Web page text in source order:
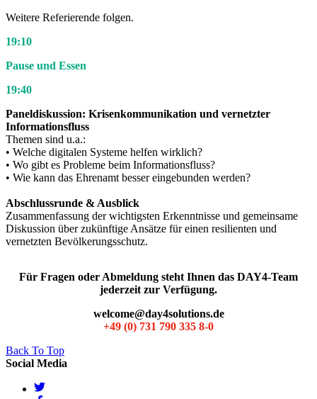
Weitere Referierende folgen.
19:10
Pause und Essen
19:40
Paneldiskussion: Krisenkommunikation und vernetzter
Informationsfluss
Themen sind u.a.:
• Welche digitalen Systeme helfen wirklich?
• Wo gibt es Probleme beim Informationsfluss?
• Wie kann das Ehrenamt besser eingebunden werden?
Abschlussrunde & Ausblick
Zusammenfassung der wichtigsten Erkenntnisse und gemeinsame
Diskussion über zukünftige Ansätze für einen resilienten und
vernetzten Bevölkerungsschutz.
Für Fragen oder Abmeldung steht Ihnen das DAY4-Team
jederzeit zur Verfügung.
welcome@day4solutions.de
+49 (0) 731 790 335 8-0
Back To Top
Social Media